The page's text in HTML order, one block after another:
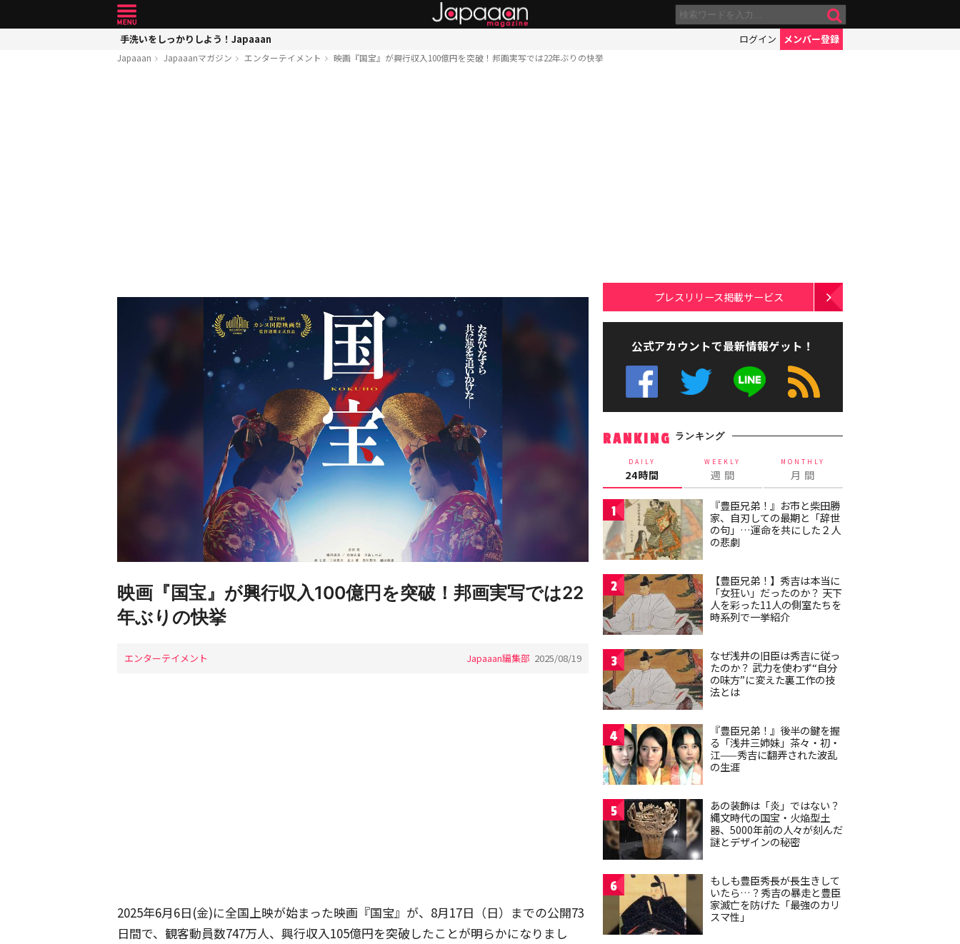
手洗いをしっかりしよう！Japaaan ログイン メンバー登録
Japaaan Japaaanマガジン エンターテイメント 映画『国宝』が興行収入100億円を突破！邦画実写では22年ぶりの快挙
映画『国宝』が興行収入100億円を突破！邦画実写では22
年ぶりの快挙
エンターテイメント Japaaan編集部 2025/08/19
2025年6月6日(金)に全国上映が始まった映画『国宝』が、8月17日（日）までの公開73
日間で、観客動員数747万人、興行収入105億円を突破したことが明らかになりまし
プレスリリース掲載サービス
公式アカウントで最新情報ゲット！
RANKING ランキング
DAILY
24時間
WEEKLY
週 間
MONTHLY
月 間
1
『豊臣兄弟！』お市と柴田勝
家、自刃しての最期と「辞世
の句」…運命を共にした２人
の悲劇
2
【豊臣兄弟！】秀吉は本当に
「女狂い」だったのか？ 天下
人を彩った11人の側室たちを
時系列で一挙紹介
3
なぜ浅井の旧臣は秀吉に従っ
たのか？ 武力を使わず“自分
の味方”に変えた裏工作の技
法とは
4
『豊臣兄弟！』後半の鍵を握
る「浅井三姉妹」茶々・初・
江——秀吉に翻弄された波乱
の生涯
5
あの装飾は「炎」ではない？
縄文時代の国宝・火焔型土
器、5000年前の人々が刻んだ
謎とデザインの秘密
6
もしも豊臣秀長が長生きして
いたら…？秀吉の暴走と豊臣
家滅亡を防げた「最強のカリ
スマ性」